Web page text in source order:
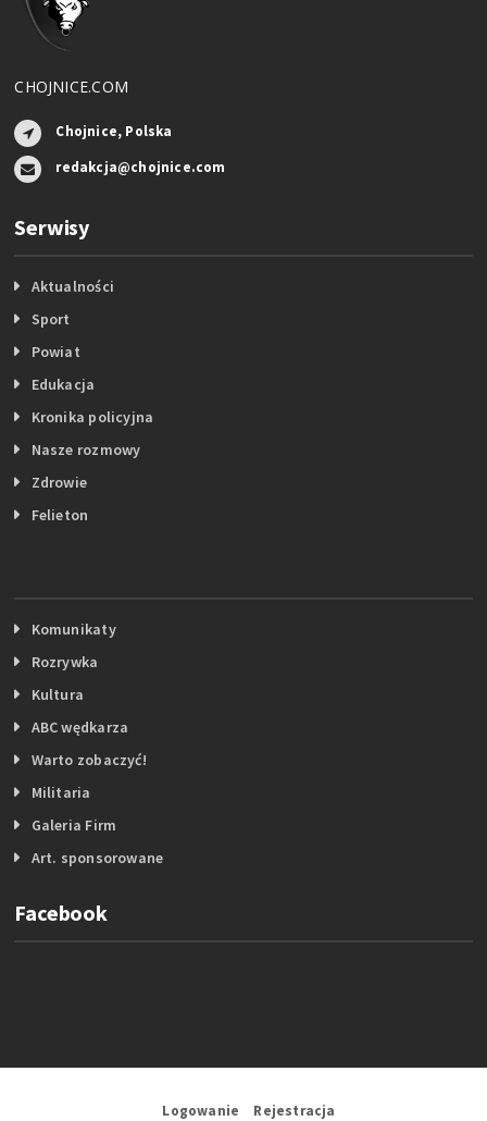
CHOJNICE.COM
Chojnice, Polska
redakcja@chojnice.com
Serwisy
Aktualności
Sport
Powiat
Edukacja
Kronika policyjna
Nasze rozmowy
Zdrowie
Felieton
Komunikaty
Rozrywka
Kultura
ABC wędkarza
Warto zobaczyć!
Militaria
Galeria Firm
Art. sponsorowane
Facebook
Logowanie Rejestracja